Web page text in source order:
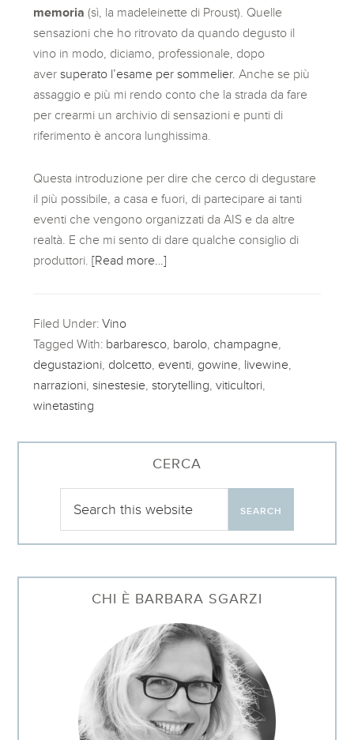
memoria (sì, la madeleinette di Proust). Quelle
sensazioni che ho ritrovato da quando degusto il
vino in modo, diciamo, professionale, dopo
aver superato l’esame per sommelier. Anche se più
assaggio e più mi rendo conto che la strada da fare
per crearmi un archivio di sensazioni e punti di
riferimento è ancora lunghissima.
Questa introduzione per dire che cerco di degustare
il più possibile, a casa e fuori, di partecipare ai tanti
eventi che vengono organizzati da AIS e da altre
realtà. E che mi sento di dare qualche consiglio di
produttori.[Read more…]
Filed Under:Vino
Tagged With: barbaresco barolo champagne
degustazioni dolcetto eventi gowine livewine
narrazioni ,sinestesie ,storytelling ,viticultori
winetasting
CERCA
CHI È BARBARA SGARZI